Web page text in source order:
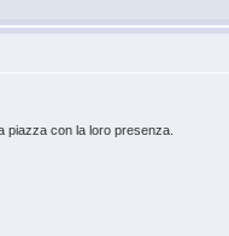
piazza con la loro presenza.